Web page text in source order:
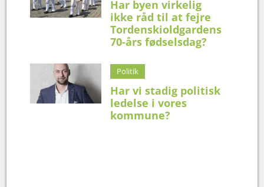
Har byen virkelig
ikke råd til at fejre
Tordenskioldgardens
70-års fødselsdag?
Politik
Har vi stadig politisk
ledelse i vores
kommune?